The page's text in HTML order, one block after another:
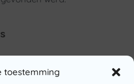
toestemming